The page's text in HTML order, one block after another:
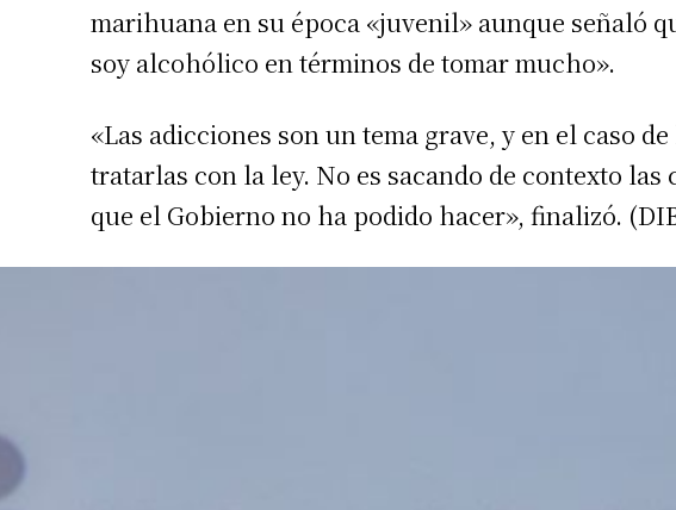
Número de teléfono
marihuana en su época «juvenil» aunque señaló
soy alcohólico en términos de tomar mucho».
«Las adicciones son un tema grave, y en el caso
tratarlas con la ley. No es sacando de contexto las
que el Gobierno no ha podido hacer», finalizó.